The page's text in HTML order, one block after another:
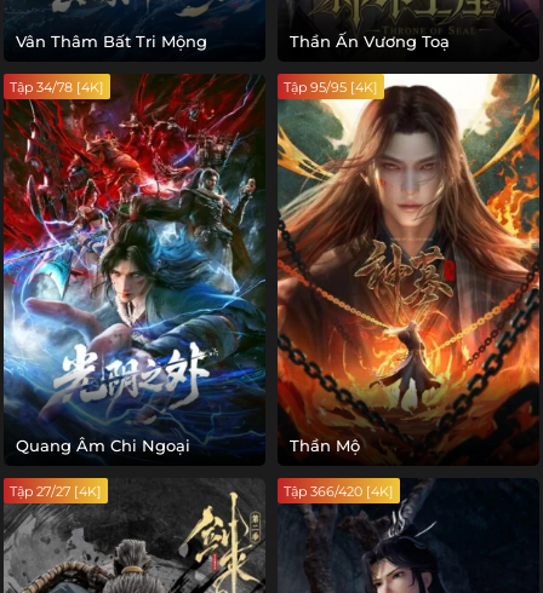
Vân Thâm Bất Tri Mộng Thần Ấn Vương Toạ
Tập 34/78 [4K]
Quang Âm Chi Ngoại
Tập 95/95 [4K]
Thần Mộ
Tập 27/27 [4K] Tập 366/420 [4K]